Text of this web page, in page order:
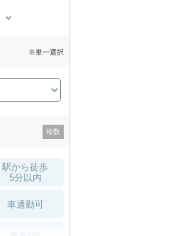
※単一選択
駅から徒歩
5分以内
車通勤可